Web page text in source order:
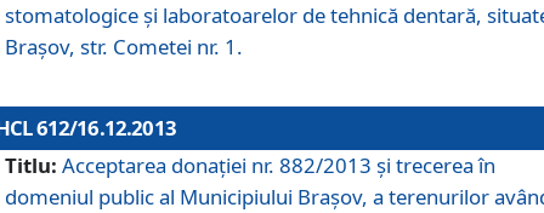
stomatologice şi laboratoarelor de tehnică dentară,
Braşov, str. Cometei nr. 1.
612/16.12.2013
Titlu: Acceptarea donaţiei nr. 882/2013 şi trecerea în
domeniul public al Municipiului Braşov, a terenurilor